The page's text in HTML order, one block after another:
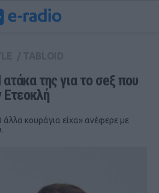
της για το σeξ που
κουράγια είχα» ανέφερε με